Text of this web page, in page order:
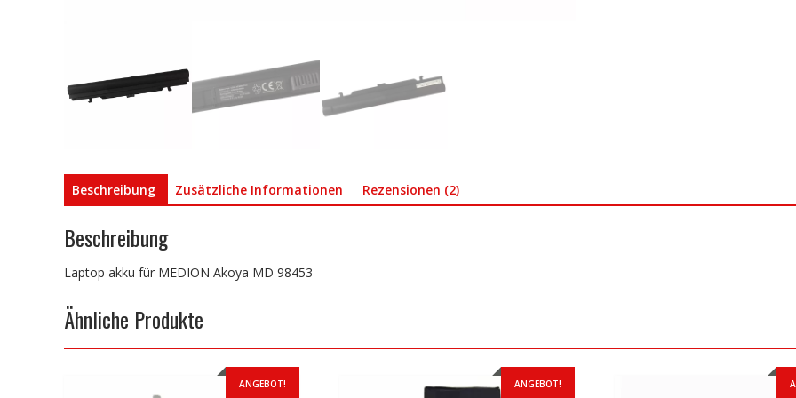
Beschreibung Zusätzliche Informationen Rezensionen (2)
Beschreibung
Laptop akku für MEDION Akoya MD 98453
Ähnliche Produkte
ANGEBOT! ANGEBOT!